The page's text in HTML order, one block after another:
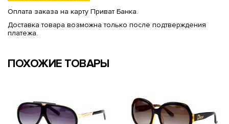
Оплата заказа на карту Приват Банка.
Доставка товара возможна только после подтверждения
платежа.
ПОХОЖИЕ ТОВАРЫ